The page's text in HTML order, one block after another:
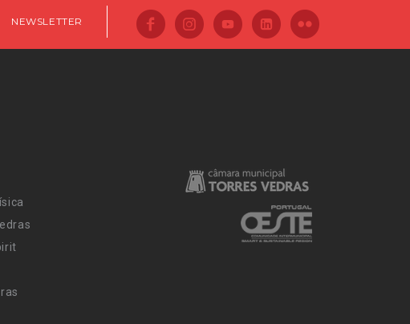
NEWSLETTER